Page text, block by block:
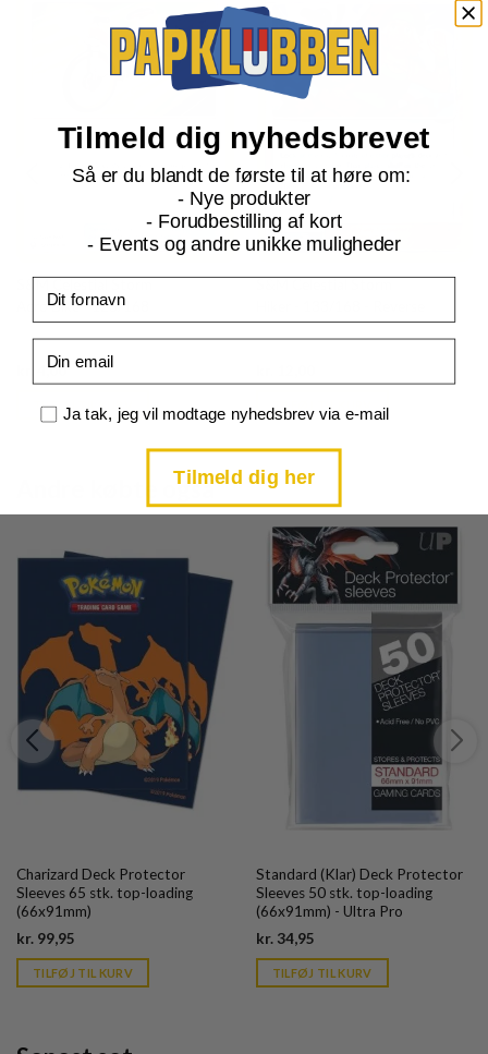
Acro Bike - 123/168
4,00Current
price
kr. 39,95.
TILFØJ TIL KURV
price
kr. 39,95.
TILFØJ TIL KURV
Andre købte også
Charizard Deck Protector
Sleeves 65 stk. top-loading
(66x91mm)
kr. 99,95
is:
kr. 39,95.
TILFØJ TIL KURV
Standard (Klar) Deck Protector
Sleeves 50 stk. top-loading
(66x91mm) - Ultra Pro
kr.34,95Current
is:
kr. 39,95.
TILFØJ TIL KURV
Tilmeld dig nyhedsbrevet
Så er du blandt de første til at høre om:
- Nye produkter
- Forudbestilling af kort
- Events og andre unikke muligheder
Samtykke
Ja tak, jeg vil modtage nyhedsbrev via e-mail
Tilmeld dig her